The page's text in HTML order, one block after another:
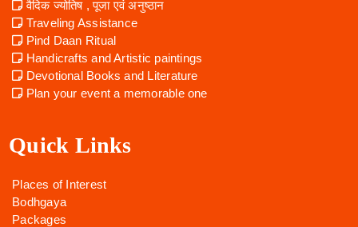
वैदिक ज्योतिष , पूजा एवं अनुष्ठान
Traveling Assistance
Pind Daan Ritual
Handicrafts and Artistic paintings
Devotional Books and Literature
Plan your event a memorable one
Quick Links
Places of Interest
Bodhgaya
Packages